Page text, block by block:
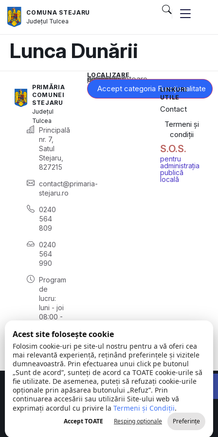
COMUNA STEJARU
Județul Tulcea
Lunca Dunării
PRIMĂRIA
COMUNEI
STEJARU
Județul
Tulcea
Principală
nr. 7,
Satul
Stejaru,
827215
contact@primaria-
stejaru.ro
0240
564
809
0240
564
990
Program
de
lucru:
luni - joi
08:00 -
vineri
08:00 -
14:00
LOCALIZARE
Acest conținut este blocat până când acceptați categoria corespunzătoare de cookie-uri.
Accept categoria Funcționalitate
LINKURI
UTILE
Contact
Termeni și
condiții
S.O.S.
pentru
administrația
publică
locală
Comuna
Stejaru |
județul Tulcea
©
2026
Toate
drepturile
rezervate
Concept realizat deBig Media Relații Publice SRL
Acest site folosește cookie
Folosim cookie-uri pe site-ul nostru pentru a vă oferi cea
mai relevantă experiență, reținând preferințele și vizitele
dumneavoastră. Prin efectuarea unui click pe butonul
„Sunt de acord”, sunteți de acord ca TOATE cookie-urile să
fie utilizate. De asemenea, puteți să refuzați cookie-urile
opționale prin apăsarea butonului „Refuz”. Prin
continuarea accesării sau utilizării Site-ului web vă
exprimați acordul cu privire la Termeni și Condiții.
Accept TOATE Resping opționale Preferințe